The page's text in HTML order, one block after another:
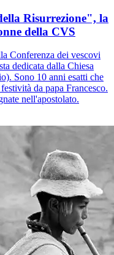
Risurrezione", la
della CVS
Conferenza dei vescovi
dedicata dalla Chiesa
Sono 10 anni esatti che
da papa Francesco.
nell'apostolato.